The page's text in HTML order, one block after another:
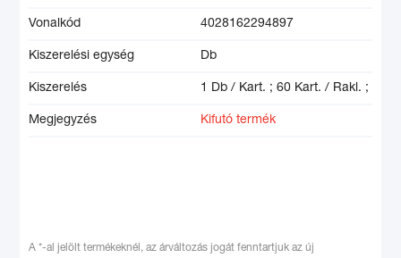
Vonalkód 4028162294897
Kiszerelési egység Db
Kiszerelés 1 Db / Kart. ; 60 Kart. / Rakl. ;
Megjegyzés Kifutó termék
A *-al jelölt termékeknél, az árváltozás jogát fenntartjuk az új